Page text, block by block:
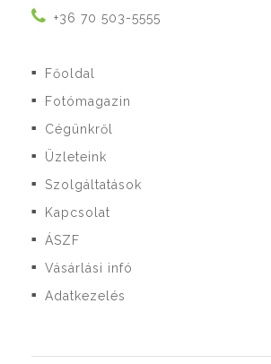
+36 70 503-5555
■ Főoldal
■ Fotómagazin
■ Cégünkről
■ Üzleteink
■ Szolgáltatások
■ Kapcsolat
■ ÁSZF
■ Vásárlási infó
■ Adatkezelés